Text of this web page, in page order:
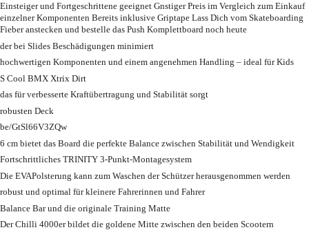
Einsteiger und Fortgeschrittene geeignet Gnstiger Preis im Vergleich zum Einkauf
einzelner Komponenten Bereits inklusive Griptape Lass Dich vom Skateboarding
Fieber anstecken und bestelle das Push Komplettboard noch heute
der bei Slides Beschädigungen minimiert
hochwertigen Komponenten und einem angenehmen Handling – ideal für Kids
S Cool BMX Xtrix Dirt
das für verbesserte Kraftübertragung und Stabilität sorgt
robusten Deck
be/GtSl66V3ZQw
6 cm bietet das Board die perfekte Balance zwischen Stabilität und Wendigkeit
Fortschrittliches TRINITY 3-Punkt-Montagesystem
Die EVAPolsterung kann zum Waschen der Schützer herausgenommen werden
robust und optimal für kleinere Fahrerinnen und Fahrer
Balance Bar und die originale Training Matte
Der Chilli 4000er bildet die goldene Mitte zwischen den beiden Scootern